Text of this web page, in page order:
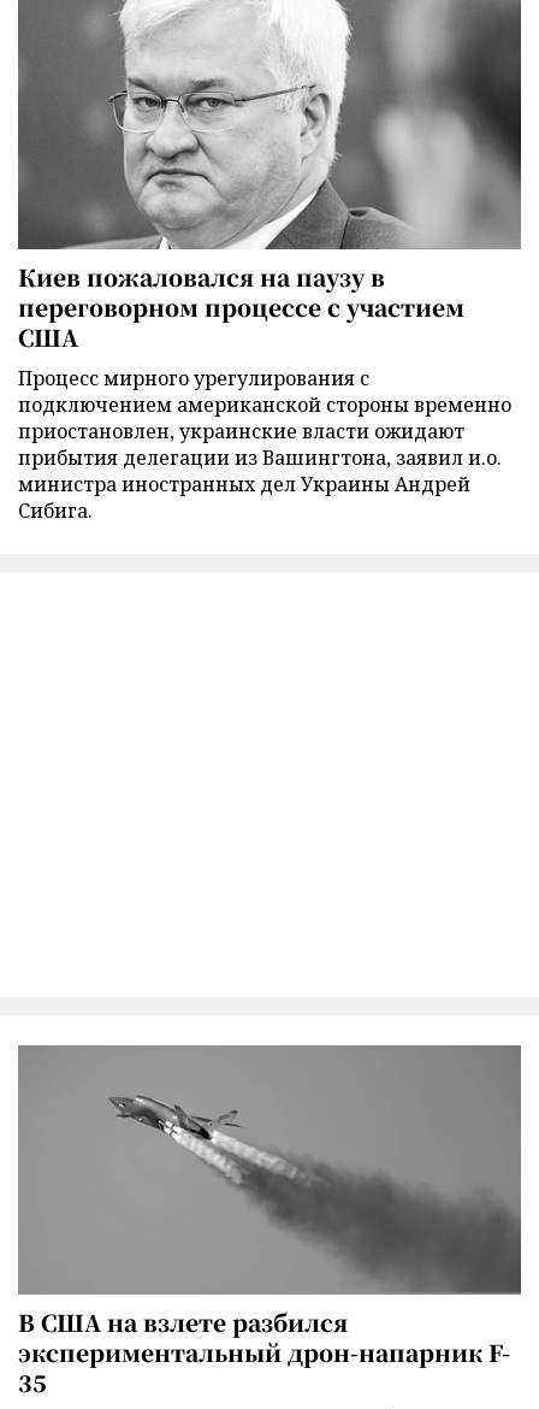
Киев пожаловался на паузу в
переговорном процессе с участием
США
Процесс мирного урегулирования с
подключением американской стороны временно
приостановлен, украинские власти ожидают
прибытия делегации из Вашингтона, заявил и.о.
министра иностранных дел Украины Андрей
Сибига.
В США на взлете разбился
экспериментальный дрон-напарник F-
35